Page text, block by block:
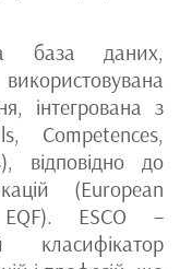
база даних,
інтегрована з
Competences,
відповідно до
(European
ESCO –
класифікатор